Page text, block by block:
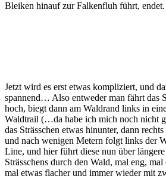
Bleiken hinauf zur Falkenfluh führt, endet.
Jetzt wird es erst etwas kompliziert, und
spannend… Also entweder man fährt das
hoch, biegt dann am Waldrand links in
Waldtrail (…da habe ich mich noch nicht
das Strässchen etwas hinunter, dann
und nach wenigen Metern folgt links der
Line, und hier führt diese nun über
Strässchens durch den Wald, mal eng,
mal etwas flacher und immer wieder mit